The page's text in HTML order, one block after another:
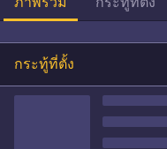
กระทู้ที่ตั้ง